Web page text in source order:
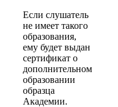
Если слушатель
не имеет такого
образования,
ему будет выдан
сертификат о
дополнительном
образовании
образца
Академии.